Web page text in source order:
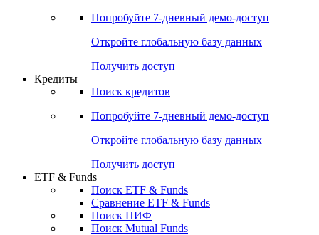
Попробуйте 7-дневный демо-доступ
Откройте глобальную базу данных
Получить доступ
Кредиты
Поиск кредитов
Попробуйте 7-дневный демо-доступ
Откройте глобальную базу данных
Получить доступ
ETF & Funds
Поиск ETF & Funds
Сравнение ETF & Funds
Поиск ПИФ
Поиск Mutual Funds